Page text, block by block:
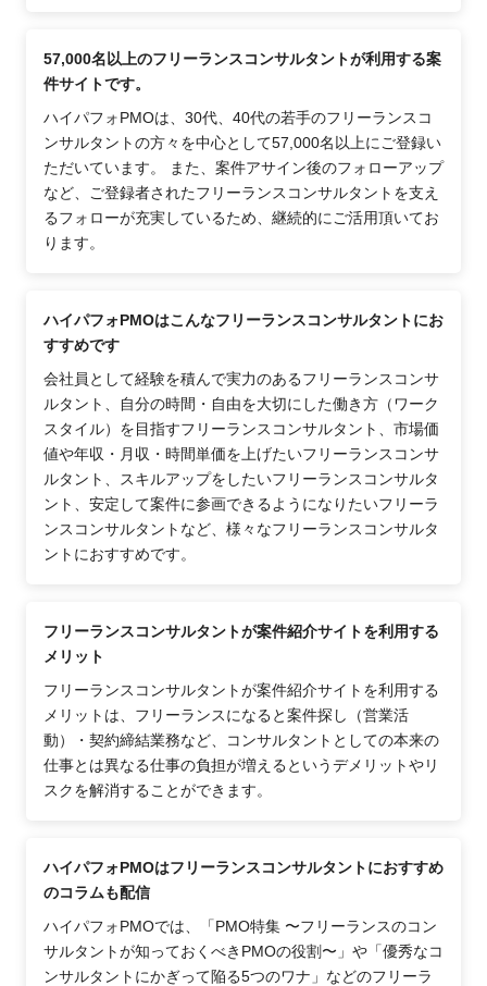
57,000名以上のフリーランスコンサルタントが利用する案
件サイトです。
ハイパフォPMOは、30代、40代の若手のフリーランスコ
ンサルタントの方々を中心として57,000名以上にご登録い
ただいています。 また、案件アサイン後のフォローアップ
など、ご登録者されたフリーランスコンサルタントを支え
るフォローが充実しているため、継続的にご活用頂いてお
ります。
ハイパフォPMOはこんなフリーランスコンサルタントにお
すすめです
会社員として経験を積んで実力のあるフリーランスコンサ
ルタント、自分の時間・自由を大切にした働き方（ワーク
スタイル）を目指すフリーランスコンサルタント、市場価
値や年収・月収・時間単価を上げたいフリーランスコンサ
ルタント、スキルアップをしたいフリーランスコンサルタ
ント、安定して案件に参画できるようになりたいフリーラ
ンスコンサルタントなど、様々なフリーランスコンサルタ
ントにおすすめです。
フリーランスコンサルタントが案件紹介サイトを利用する
メリット
フリーランスコンサルタントが案件紹介サイトを利用する
メリットは、フリーランスになると案件探し（営業活
動）・契約締結業務など、コンサルタントとしての本来の
仕事とは異なる仕事の負担が増えるというデメリットやリ
スクを解消することができます。
ハイパフォPMOはフリーランスコンサルタントにおすすめ
のコラムも配信
ハイパフォPMOでは、「PMO特集 〜フリーランスのコン
サルタントが知っておくべきPMOの役割〜」や「優秀なコ
ンサルタントにかぎって陥る5つのワナ」などのフリーラ